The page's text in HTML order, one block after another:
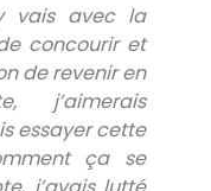
vais avec la
concourir et
de revenir en
j’aimerais
essayer cette
ça se